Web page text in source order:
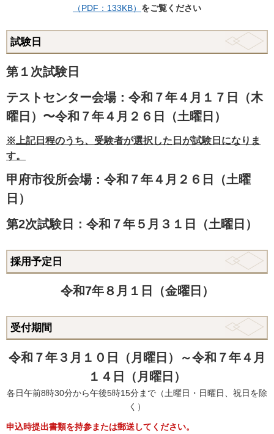
（PDF：133KB） をご覧ください
試験日
第１次試験日
テストセンター会場：令和 ７年４月１７日（木
曜日）〜令和７年４月２６日（土曜日）
※上記日程のうち、受験者が選択した日が試験日になりま
す。
甲府市役所会場：令和７年４月２６日（土曜
日）
第2次試験日：令和７年５月３１日（土曜日）
採用予定日
令和7年８ 月１日（金曜日）
受付期間
令和７年３月１０日（月曜日）～令和７年４月
１４日（月曜日）
各日午前8時30分から午後5時15分まで（土曜日・日曜日、祝日を除
く）
申込時提出書類を持参または郵送してください。